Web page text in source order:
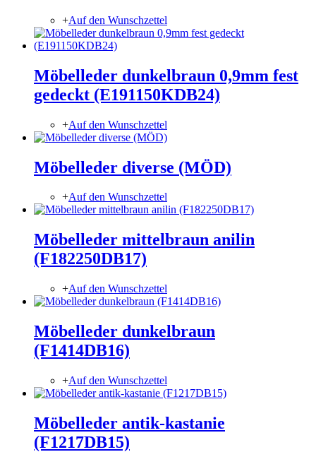
+Auf den Wunschzettel
Möbelleder dunkelbraun 0,9mm fest
gedeckt (E191150KDB24)
+Auf den Wunschzettel
Möbelleder diverse (MÖD)
+Auf den Wunschzettel
Möbelleder mittelbraun anilin
(F182250DB17)
+Auf den Wunschzettel
Möbelleder dunkelbraun
(F1414DB16)
+Auf den Wunschzettel
Möbelleder antik-kastanie
(F1217DB15)